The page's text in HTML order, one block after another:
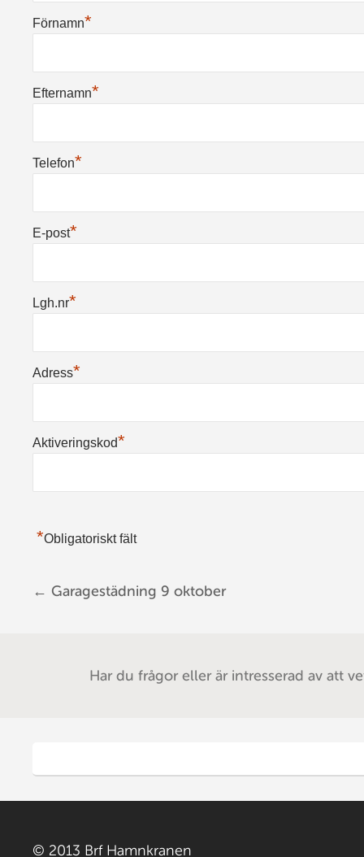
Förnamn*
Efternamn*
Telefon*
E-post*
Lgh.nr*
Adress*
Aktiveringskod*
*Obligatoriskt fält
← Garagestädning 9 oktober
Har du frågor eller är intresserad av att
© 2013 Brf Hamnkranen